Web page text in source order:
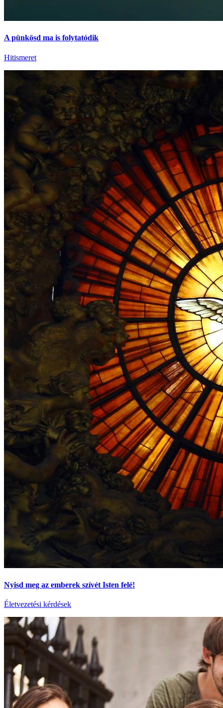
A pünkösd ma is folytatódik
Hitismeret
Nyisd meg az emberek szívét Isten felé!
Életvezetési kérdések